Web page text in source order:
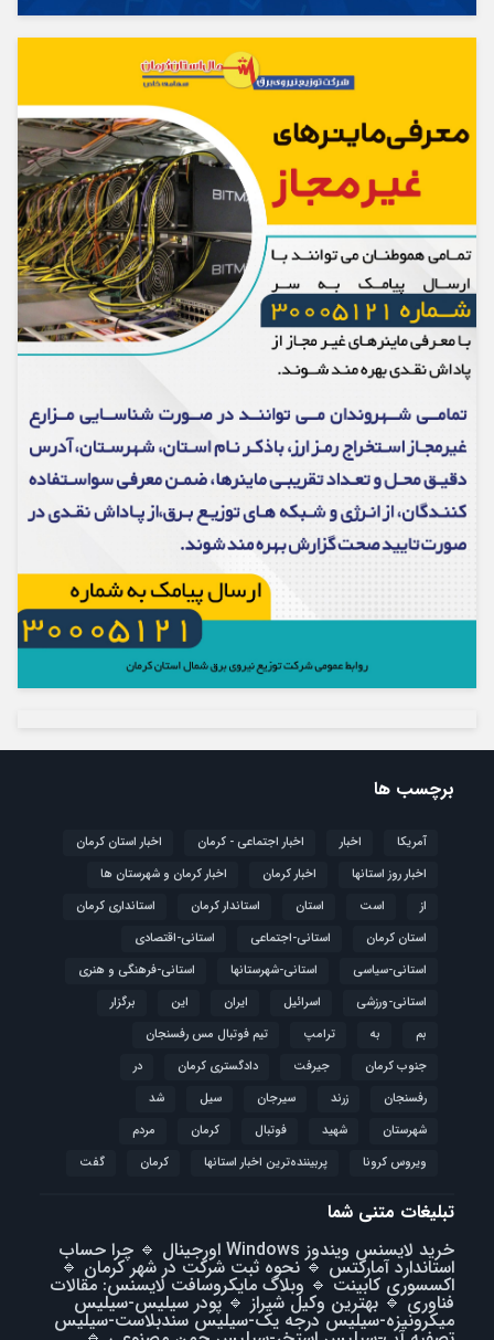
برچسب ها
آمریکا اخبار اخبار اجتماعی - کرمان
اخبار استان کرمان
اخبار روز استانها
اخبار کرمان
اخبار کرمان و شهرستان ها
از
است استان استاندار کرمان
استانداری کرمان
استان کرمان
استانی-اجتماعی
استانی-اقتصادی
استانی-سیاسی
استانی-شهرستانها
استانی-فرهنگی و هنری
استانی-ورزشی
اسرائیل ایران این
برگزار
بم
به ترامپ
تیم فوتبال مس رفسنجان
جنوب کرمان
جیرفت دادگستری کرمان
در
رفسنجان
زرند سیرجان سیل
شد
شهرستان
شهید فوتبال كرمان
مردم
ویروس کرونا
پربیننده‌ترین اخبار استانها کرمان گفت
تبلیغات متنی شما
خرید لایسنس ویندوز Windows اورجینال
🔹 چرا حساب
استاندارد آمارکتس 🔹نحوه ثبت شرکت در شهر کرمان 🔹
اکسسوری کابینت 🔹 وبلاگ مایکروسافت لایسنس: مقالات
فناوری🔹 بهترین وکیل شیراز 🔹پودر سیلیس-سیلیس
میکرونیزه-سیلیس درجه یک-سیلیس سندبلاست-سیلیس